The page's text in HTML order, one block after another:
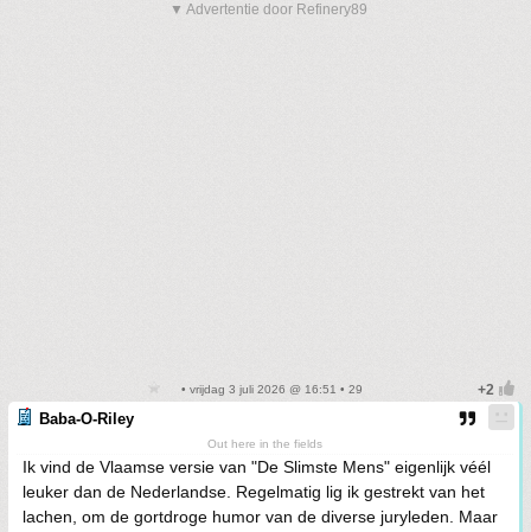
▼ Advertentie door Refinery89
• vrijdag 3 juli 2026 @ 16:51 • 29
Baba-O-Riley
Out here in the fields
Ik vind de Vlaamse versie van "De Slimste Mens" eigenlijk véél
leuker dan de Nederlandse. Regelmatig lig ik gestrekt van het
lachen, om de gortdroge humor van de diverse juryleden. Maar